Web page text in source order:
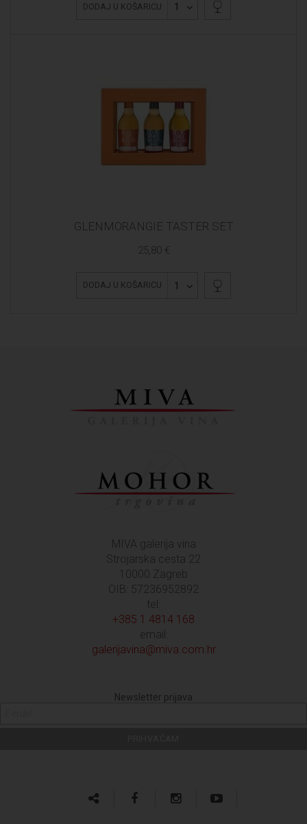
DODAJ U KOŠARICU 1
GLENMORANGIE TASTER SET
25,80 €
DODAJ U KOŠARICU 1
MIVA galerija vina
Strojarska cesta 22
10000 Zagreb
OIB: 57236952892
tel:
+385 1 4814 168
email:
galerijavina@miva.com.hr
Newsletter prijava